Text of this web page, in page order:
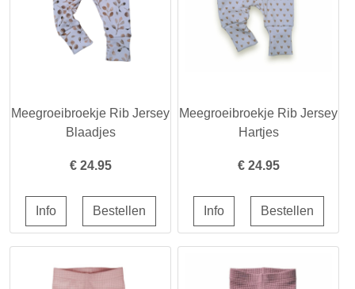
Meegroeibroekje Rib Jersey
Blaadjes
€ 24.95
Meegroeibroekje Rib Jersey
Hartjes
€ 24.95